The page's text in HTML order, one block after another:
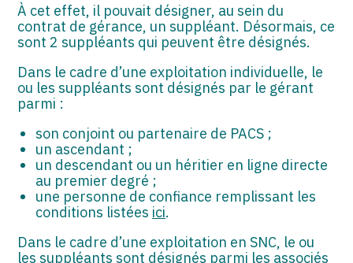
À cet effet, il pouvait désigner, au sein du
contrat de gérance, un suppléant. Désormais, ce
sont 2 suppléants qui peuvent être désignés.
Dans le cadre d’une exploitation individuelle, le
ou les suppléants sont désignés par le gérant
parmi :
son conjoint ou partenaire de PACS ;
un ascendant ;
un descendant ou un héritier en ligne directe
au premier degré ;
une personne de confiance remplissant les
conditions listées ici.
Dans le cadre d’une exploitation en SNC, le ou
les suppléants sont désignés parmi les associés